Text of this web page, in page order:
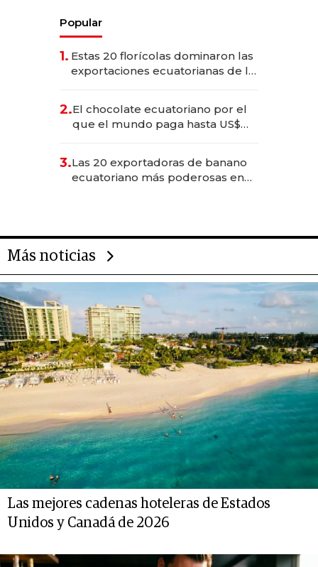
Popular
1. Estas 20 florícolas dominaron las
exportaciones ecuatorianas de la
2.El chocolate ecuatoriano por el
que el mundo paga hasta US$
3.Las 20 exportadoras de banano
ecuatoriano más poderosas en
Más noticias
Las mejores cadenas hoteleras de Estados
Unidos y Canadá de 2026